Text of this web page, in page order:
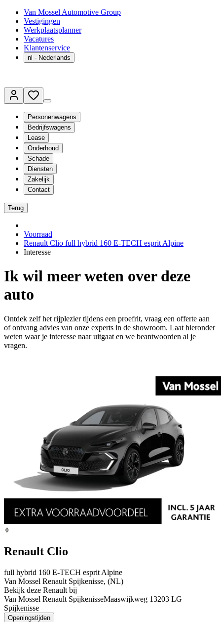
Van Mossel Automotive Group
Vestigingen
Werkplaatsplanner
Vacatures
Klantenservice
nl - Nederlands
Personenwagens
Bedrijfswagens
Lease
Onderhoud
Schade
Diensten
Zakelijk
Contact
Terug
Voorraad
Renault Clio full hybrid 160 E-TECH esprit Alpine
Interesse
Ik wil meer weten over deze
auto
Ontdek zelf het rijplezier tijdens een proefrit, vraag een offerte aan
of ontvang advies van onze experts in de showroom. Laat hieronder
weten waar je interesse naar uitgaat en we beantwoorden al je
vragen.
Renault Clio
full hybrid 160 E-TECH esprit Alpine
Van Mossel Renault Spijkenisse, (NL)
Bekijk deze Renault bij
Van Mossel Renault SpijkenisseMaaswijkweg 13203 LG
Spijkenisse
Openingstijden